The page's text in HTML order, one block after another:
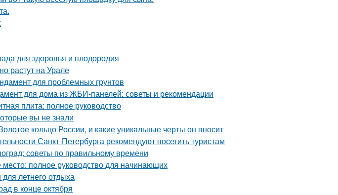
для здоровья и плодородия
растут на Урале
для проблемных грунтов
для дома из ЖБИ-панелей: советы и рекомендации
плита: полное руководство
вы не знали
кольцо России, и какие уникальные черты он вносит
Санкт-Петербурга рекомендуют посетить туристам
советы по правильному времени
полное руководство для начинающих
летнего отдыха
в конце октября